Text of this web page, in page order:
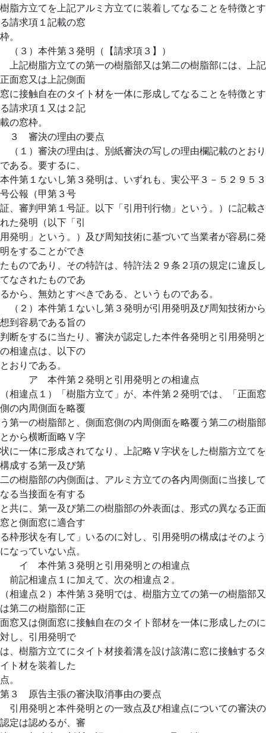
樹脂方立てを上記アルミ方立てに装着してなることを特徴とす
る請求項１記載の窓
枠。
（３）本件第３発明（【請求項３】）
上記樹脂方立ての第一の樹脂部又は第二の樹脂部には、上記
正面窓又は上記側面
窓に接触自在のタイト材を一体に形成してなることを特徴とす
る請求項１又は２記
載の窓枠。
３ 審決の理由の要点
（１）審決の理由は、別紙審決の写しの理由欄記載のとおり
である。要するに、
本件第１ないし第３発明は、いずれも、実公平３－５２９５３
号公報（甲第３号
証、審判甲第１号証。以下「引用刊行物」という。）に記載さ
れた発明（以下「引
用発明」という。）及び周知技術に基づいて当業者が容易に発
明をすることができ
たものであり、その特許は、特許法２９条２項の規定に違反し
てなされたものであ
るから、無効とすべきである、というものである。
（２）本件第１ないし第３発明が引用発明及び周知技術から
想到容易である旨の
判断をするに当たり、審決が認定した本件各発明と引用発明と
の相違点は、以下の
とおりである。
ア 本件第２発明と引用発明との相違点
（相違点１）「樹脂方立て」が、本件第２発明では、「正面窓
側の内周側面を略覆
う第一の樹脂部と、側面窓側の内周側面を略覆う第二の樹脂部
とから横断面略Ｖ字
状に一体に形成されてなり、上記略Ｖ字状をした樹脂方立てを
構成する第一及び第
二の樹脂部の内側面は、アルミ方立ての各内周側面に当接して
なる当接面を有する
と共に、第一及び第二の樹脂部の外表面は、形式の異なる正面
窓と側面窓に適合す
る枠形状を有して」いるのに対し、引用発明の構成はそのよう
になっていない点。
イ 本件第３発明と引用発明との相違点
前記相違点１に加えて、次の相違点２。
（相違点２）本件第３発明では、樹脂方立ての第一の樹脂部又
は第二の樹脂部に正
面窓又は側面窓に接触自在のタイト部材を一体に形成したのに
対し、引用発明で
は、樹脂方立てにタイト材接着溝を設け該溝に窓に接触するタ
イト材を装着した
点。
第３ 原告主張の審決取消事由の要点
引用発明と本件発明との一致点及び相違点についての審決の
認定は認めるが、審